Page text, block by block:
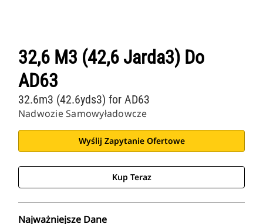
32,6 M3 (42,6 Jarda3) Do
AD63
Nadwozie Samowyładowcze
32.6m3 (42.6yds3) for AD63
Wyślij Zapytanie Ofertowe
Kup Teraz
Najważniejsze Dane